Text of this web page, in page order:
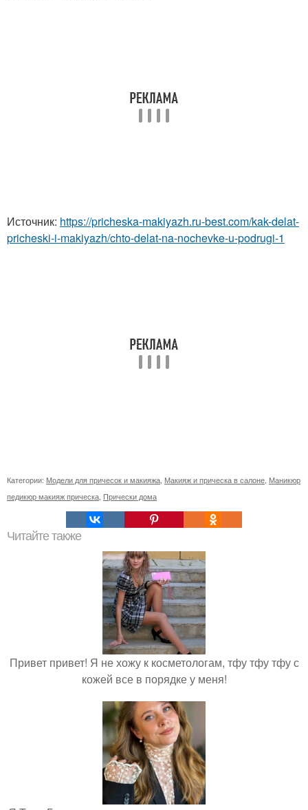
Источник: https://pricheska-makiyazh.ru-best.com/kak-delat-
pricheski-i-makiyazh/chto-delat-na-nochevke-u-podrugi-1
Категории: Модели для причесок и макияжа Макияж и прическа в салоне Маникюр
педикюр макияж прическа Прически дома
Читайте также
Привет привет! Я не хожу к косметологам, тфу тфу тфу с
кожей все в порядке у меня!